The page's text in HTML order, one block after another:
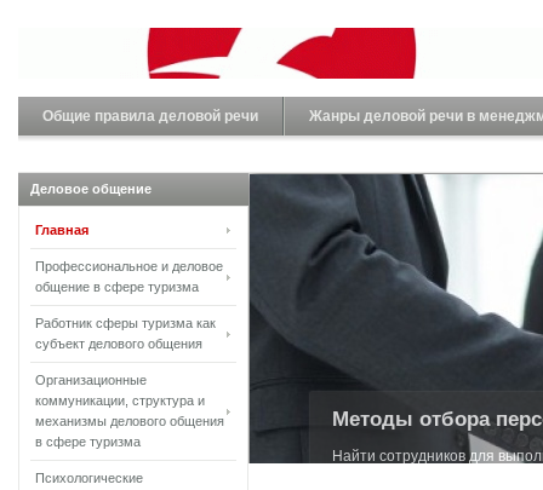
Общие правила деловой речи Жанры деловой речи в
Стили управления
Каждый руководитель рано
Деловое общение
Главная
Профессиональное и деловое
общение в сфере туризма
Работник сферы туризма как
субъект делового общения
Организационные
коммуникации, структура и
механизмы делового общения
в сфере туризма
Психологические